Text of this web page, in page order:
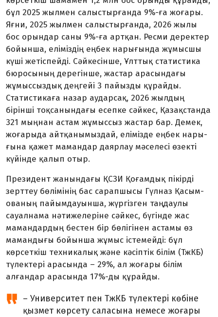
бұл 2025 жылмен салыстырғанда 9%-ға жоғары.
Яғни, 2025 жылмен салыстырғанда, 2026 жылы
бос орындар саны 9%-ға артқан. Ресми деректер
бойынша, еліміздің еңбек нарығында жұмысшы
күші жетіспейді. Сәйкесінше, Ұлттық статистика
бюросының дерегін­ше, жастар арасындағы
жұмыс­сыз­дық деңгейі 3 пайызды құрай­ды.
Статистикаға назар аударсақ, 2026 жылдың
бірінші тоқсанын­дағы есепке сәйкес, Қазақстанда
321 мыңнан астам жұмыссыз жастар бар. Демек,
жоғарыда айтқа­нымыздай, елімізде еңбек нары­
ғына қажет мамандар даярлау мә­селесі өзекті
күйінде қалып отыр.
Президент жанындағы ҚСЗИ Қоғамдық пікірді
зерттеу бөлімі­нің бас сарапшысы Гүлназ Қа­сым­
ова­ның пайымдауынша, жүргізген таңдаулы
сауалнама нәтижелеріне сәйкес, бүгінде жас
мамандардың бестен бір бөлігінен астамы өз
мамандығы бойынша жұмыс істемейді: бұл
көрсеткіш техникалық және кәсіптік білім (ТжКБ)
түлектері арасында – 29%, ал жоғары білім
алғандар арасында 17%-ды құрайды.
– Университет пен ТжКБ түлектері көбіне
қызмет көрсету саласына немесе жоғары